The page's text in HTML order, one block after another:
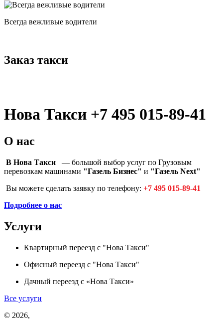
Всегда вежливые водители
Заказ такси
Нова Такси +7 495 015-89-41
О нас
В Нова Такси
— большой выбор услуг по Грузовым
перевозкам машинами "Газель Бизнес" и "Газель Next"
Вы можете сделать заявку по телефону: +7 495 015-89-41
Подробнее о нас
Услуги
Квартирный переезд с "Нова Такси"
Офисный переезд с "Нова Такси"
Дачный переезд с «Нова Такси»
Все услуги
© 2026,